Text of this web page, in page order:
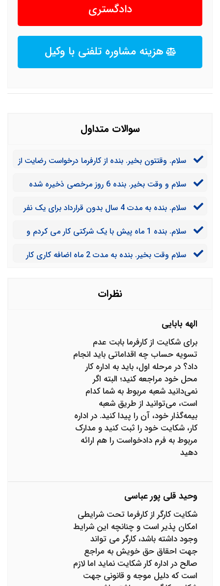
دادگستری
هزینه مشاوره تلفنی با وکیل
سوالات متداول
سلام. وقتتون بخیر. بنده از کارفرما درخواست رضایت از
من تعریف کردند. آیا می توانم از ایشان شکایت کنم؟
سلام و وقت بخیر. بنده 6 روز مرخصی ذخیره شده
به من پرداخت شود. اکنون این مسئله در تسویه حساب
سلام. بنده به مدت 4 سال بدون قرارداد برای یک نفر
می توانم حق و حقوق خود را بگیرم؟سلام. بنده 1 ماه پیش با یک شرکتی کار می کردم و
اکنون که سال جدید شده است می توانم با نرخ جدید
سلام وقت بخیر. بنده به مدت 2 ماه اضافه کاری کار
نظرات
الهه بابایی
برای شکایت از کارفرما بابت عدم
تسویه حساب چه اقداماتی باید انجام
داد؟ در مرحله اول، باید به اداره کار
محل خود مراجعه کنید؛ البته اگر
نمی‌دانید شعبه مربوط به شما کدام
است، می‌توانید از طریق شعبه
بیمه‌گذار خود، آن را پیدا کنید. در اداره
کار، شکایت خود را ثبت کنید و مدارک
مربوط به فرم دادخواست را هم ارائه
دهید
وحید قلی پور عباسی
شکایت کارگر از کارفرما تحت شرایطی
امکان پذیر است و چنانچه این شرایط
وجود داشته باشد، کارگر می تواند
جهت احقاق حق خویش به مراجع
صالح در اداره کار شکایت نماید اما لازم
است که دلیل موجه و قانونی جهت